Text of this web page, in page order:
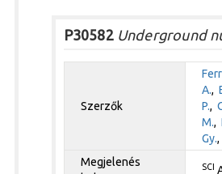
P30582Underground
Szerzők
A.,
P.,
M.,
Gy.,
Megjelenés
SCI